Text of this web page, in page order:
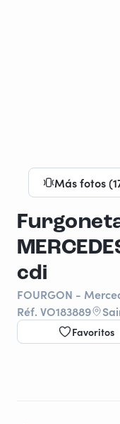
Más fotos
cdi
FOURGON -
Réf. VO183889
Favoritos